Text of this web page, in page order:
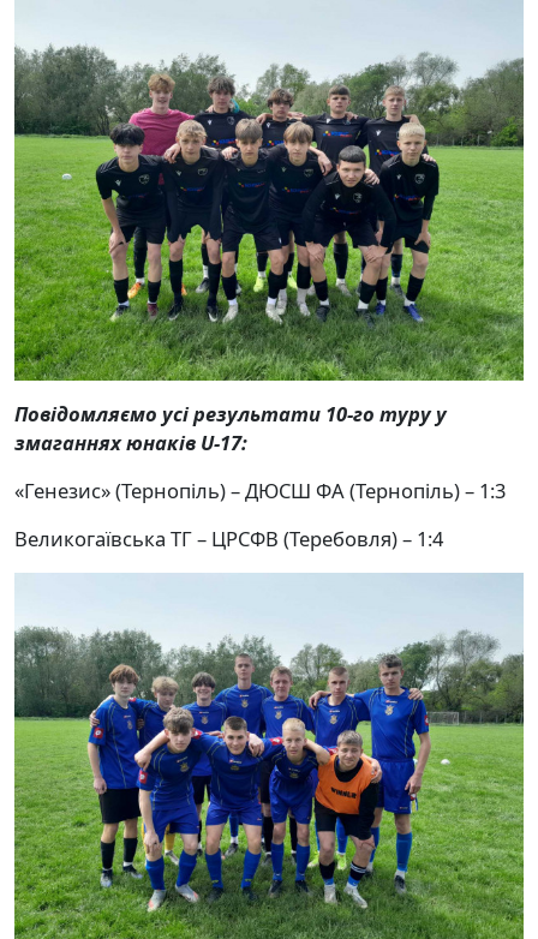
Повідомляємо усі результати 10-го туру у
змаганнях юнаків U-17:
«Генезис» (Тернопіль) – ДЮСШ ФА (Тернопіль) – 1:3
Великогаївська ТГ – ЦРСФВ (Теребовля) – 1:4